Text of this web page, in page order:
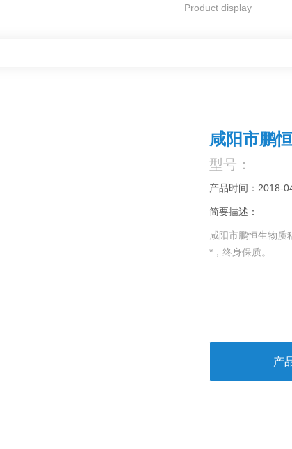
Product display
咸阳市鹏
型号：
产品时间：2018-
简要描述：
咸阳市鹏恒生物质
*，终身保质。
产